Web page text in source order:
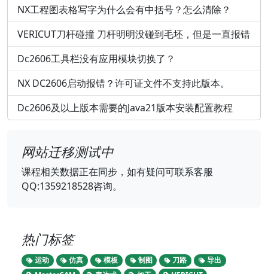
NX工程图表格写字为什么会有中括号？怎么清除？
VERICUT刀杆碰撞 刀杆明明没碰到毛坯，但是一直报错
Dc2606工具栏没有应用模块切换了？
NX DC2606启动报错？许可证文件不支持此版本。
Dc2606及以上版本需要的Java21版本安装配置教程
网站迁移测试中
课程相关数据正在同步，如有疑问可联系客服
QQ:1359218528咨询。
热门标签
运动 仿真 模板 制图 刀路
导出